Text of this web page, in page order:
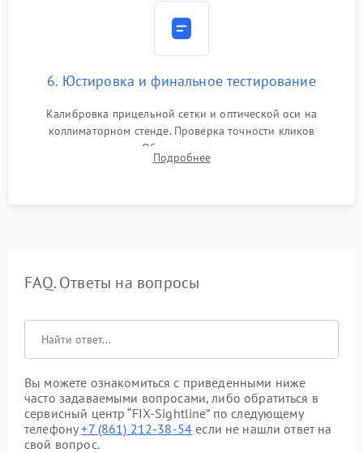
6. Юстировка и финальное тестирование
Калибровка прицельной сетки и оптической оси на
коллиматорном стенде. Проверка точности кликов
механизма поправок. Обязательное испытание прицела на
ударном стенде для проверки устойчивости к отдаче и
Подробнее
FAQ. Ответы на вопросы
Вы можете ознакомиться с приведенными ниже
часто задаваемыми вопросами, либо обратиться в
сервисный центр “FIX-Sightline” по следующему
телефону+7 (861) 212-38-54 если не нашли ответ на
свой вопрос.